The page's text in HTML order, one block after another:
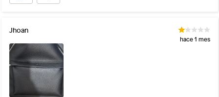
Jhoan
hace 1 mes